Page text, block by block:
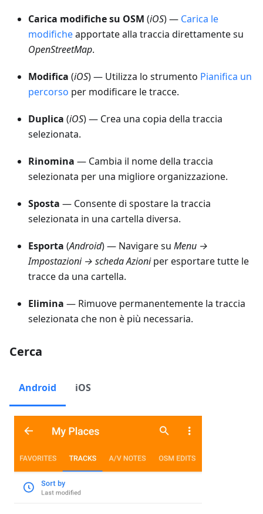
Carica modifiche su OSM (iOS) — Carica le
modificheapportate alla traccia direttamente su
OpenStreetMap.
Modifica (iOS) — Utilizza lo strumento Pianifica un
percorso per modificare le tracce.
Duplica (iOS) — Crea una copia della traccia
selezionata.
Rinomina — Cambia il nome della traccia
selezionata per una migliore organizzazione.
Sposta — Consente di spostare la traccia
selezionata in una cartella diversa.
Esporta (Android) — Navigare su Menu →
Impostazioni → scheda Azioniper esportare tutte le
tracce da una cartella.
Elimina — Rimuove permanentemente la traccia
selezionata che non è più necessaria.
Cerca
Android iOS